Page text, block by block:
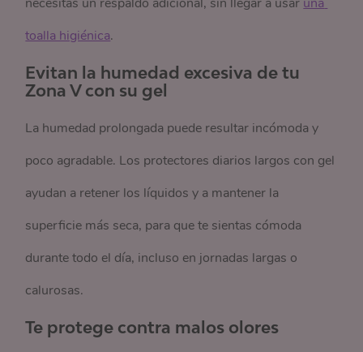
toalla higiénica.
Evitan la humedad excesiva de tu
Zona V con su gel
La humedad prolongada puede resultar incómoda y
poco agradable. Los protectores diarios largos con gel
ayudan a retener los líquidos y a mantener la
superficie más seca, para que te sientas cómoda
durante todo el día, incluso en jornadas largas o
calurosas.
Te protege contra malos olores